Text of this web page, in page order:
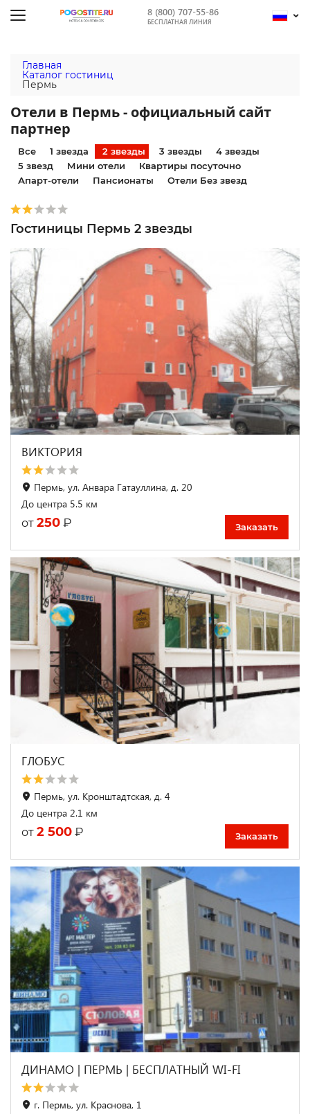
8 (800) 707-55-86
БЕСПЛАТНАЯ ЛИНИЯ
Главная
Каталог гостиниц
Пермь
Отели в Пермь - официальный сайт
партнер
Все 1 звезда 2 звезды 3 звезды
4 звезды
5 звезд
Мини отели
Квартиры посуточно
Апарт-отели
Пансионаты Отели Без звезд
Гостиницы Пермь 2 звезды
ВИКТОРИЯ
Пермь, ул. Анвара Гатауллина, д. 20
До центра 5.5 км
от 250 ₽ Заказать
ГЛОБУС
Пермь, ул. Кронштадтская, д. 4
До центра 2.1 км
от 2 500 ₽ Заказать
ДИНАМО | ПЕРМЬ | БЕСПЛАТНЫЙ WI-FI
г. Пермь, ул. Краснова, 1